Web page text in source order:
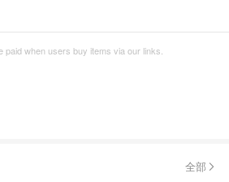
paid when users buy items via our links.
全部